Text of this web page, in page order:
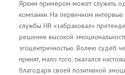
Ярким примером может служить
компании. На первичном
службы HR «забраковал»
решение высокой
эгоцентричностью. Волею судеб
принят, мало того, оказался
благодаря своей позитивной